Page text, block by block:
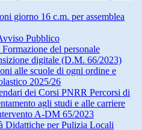
giorno 16 c.m. per assemblea
Pubblico
del personale
digitale (D.M. 66/2023)
alle scuole di ogni ordine e
2025/26
dei Corsi PNRR Percorsi di
agli studi e alle carriere
A-DM 65/2023
Didattiche per Pulizia Locali